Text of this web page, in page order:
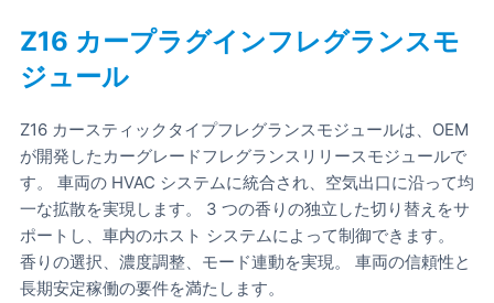
Z16 カープラグインフレグランスモ
ジュール
Z16 カースティックタイプフレグランスモジュールは、OEM
が開発したカーグレードフレグランスリリースモジュールで
す。 車両の HVAC システムに統合され、空気出口に沿って均
一な拡散を実現します。 3 つの香りの独立した切り替えをサ
ポートし、車内のホスト システムによって制御できます。
香りの選択、濃度調整、モード連動を実現。 車両の信頼性と
長期安定稼働の要件を満たします。